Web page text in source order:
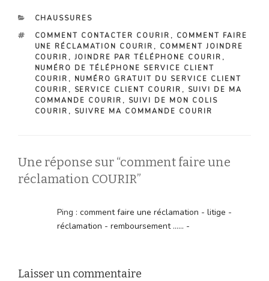
CATÉGORIES
CHAUSSURES
ÉTIQUETTES
COMMENT CONTACTER COURIR , COMMENT FAIRE
UNE RÉCLAMATION COURIR , COMMENT JOINDRE
COURIR , JOINDRE PAR TÉLÉPHONE COURIR ,
NUMÉRO DE TÉLÉPHONE SERVICE CLIENT
COURIR , NUMÉRO GRATUIT DU SERVICE CLIENT
COURIR , SERVICE CLIENT COURIR , SUIVI DE MA
COMMANDE COURIR , SUIVI DE MON COLIS
COURIR , SUIVRE MA COMMANDE COURIR
Une réponse sur “comment faire une
réclamation COURIR”
Ping : comment faire une réclamation - litige -
réclamation - remboursement ...... -
Laisser un commentaire